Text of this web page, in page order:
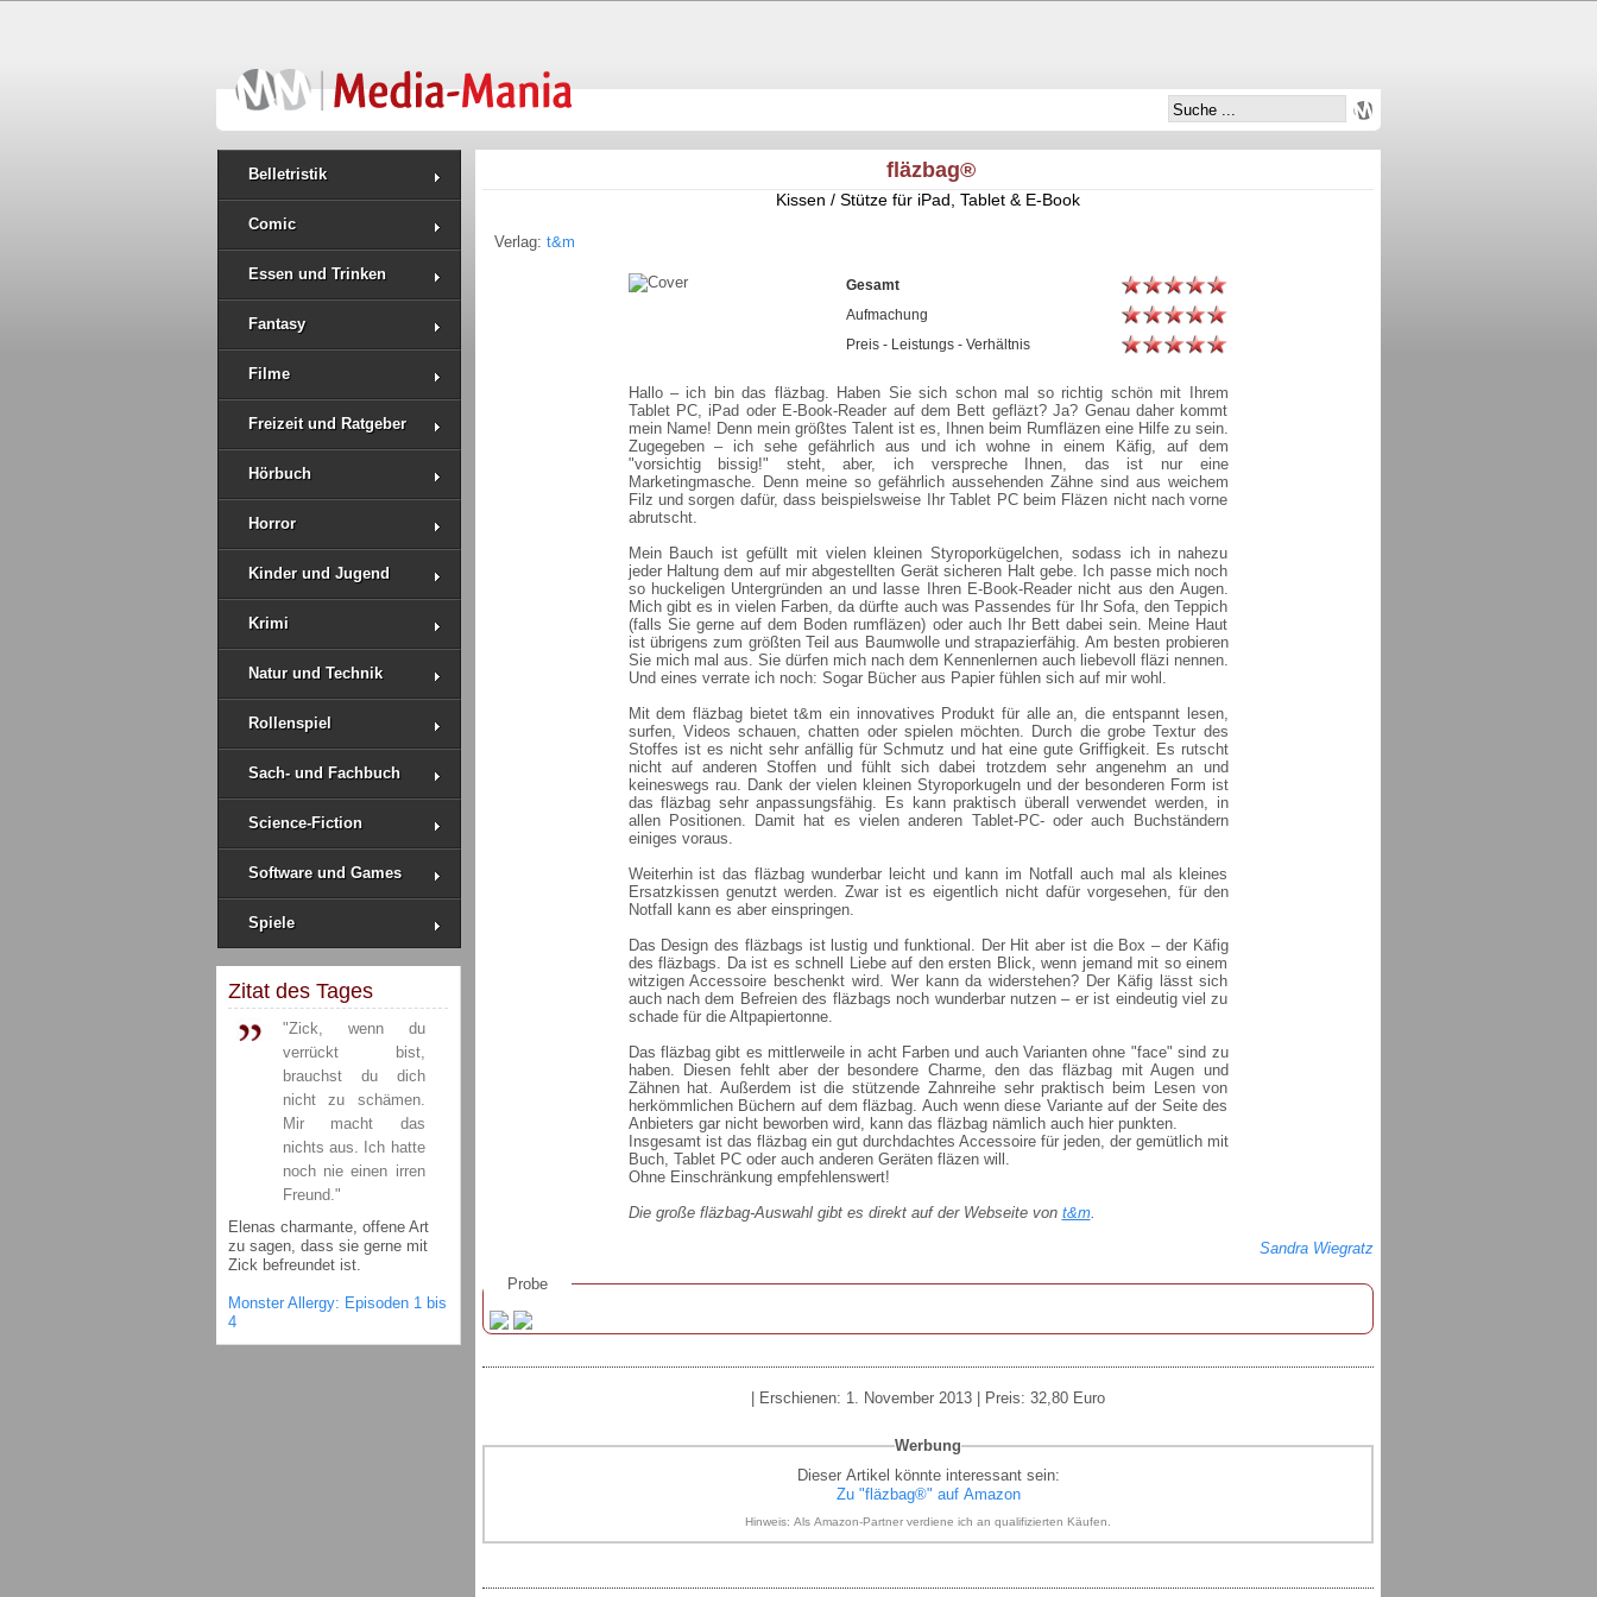
Belletristik
Comic
Essen und Trinken
Fantasy
Filme
Freizeit und Ratgeber
Hörbuch
Horror
Kinder und Jugend
Krimi
Natur und Technik
Rollenspiel
Sach- und Fachbuch
Science-Fiction
Software und Games
Spiele
Zitat des Tages
"Zick, wenn du
verrückt bist,
brauchst du dich
nicht zu schämen.
Mir macht das
nichts aus. Ich hatte
noch nie einen irren
Freund."
Elenas charmante, offene Art
zu sagen, dass sie gerne mit
Zick befreundet ist.
Monster Allergy: Episoden 1 bis
4
fläzbag®
Kissen / Stütze für iPad, Tablet & E-Book
Verlag: t&m
Gesamt
Aufmachung
Preis - Leistungs - Verhältnis
Hallo – ich bin das fläzbag. Haben Sie sich schon mal so richtig schön mit Ihrem
Tablet PC, iPad oder E-Book-Reader auf dem Bett gefläzt? Ja? Genau daher kommt
mein Name! Denn mein größtes Talent ist es, Ihnen beim Rumfläzen eine Hilfe zu sein.
Zugegeben – ich sehe gefährlich aus und ich wohne in einem Käfig, auf dem
"vorsichtig bissig!" steht, aber, ich verspreche Ihnen, das ist nur eine
Marketingmasche. Denn meine so gefährlich aussehenden Zähne sind aus weichem
Filz und sorgen dafür, dass beispielsweise Ihr Tablet PC beim Fläzen nicht nach vorne
abrutscht.
Mein Bauch ist gefüllt mit vielen kleinen Styroporkügelchen, sodass ich in nahezu
jeder Haltung dem auf mir abgestellten Gerät sicheren Halt gebe. Ich passe mich noch
so huckeligen Untergründen an und lasse Ihren E-Book-Reader nicht aus den Augen.
Mich gibt es in vielen Farben, da dürfte auch was Passendes für Ihr Sofa, den Teppich
(falls Sie gerne auf dem Boden rumfläzen) oder auch Ihr Bett dabei sein. Meine Haut
ist übrigens zum größten Teil aus Baumwolle und strapazierfähig. Am besten probieren
Sie mich mal aus. Sie dürfen mich nach dem Kennenlernen auch liebevoll fläzi nennen.
Und eines verrate ich noch: Sogar Bücher aus Papier fühlen sich auf mir wohl.
Mit dem fläzbag bietet t&m ein innovatives Produkt für alle an, die entspannt lesen,
surfen, Videos schauen, chatten oder spielen möchten. Durch die grobe Textur des
Stoffes ist es nicht sehr anfällig für Schmutz und hat eine gute Griffigkeit. Es rutscht
nicht auf anderen Stoffen und fühlt sich dabei trotzdem sehr angenehm an und
keineswegs rau. Dank der vielen kleinen Styroporkugeln und der besonderen Form ist
das fläzbag sehr anpassungsfähig. Es kann praktisch überall verwendet werden, in
allen Positionen. Damit hat es vielen anderen Tablet-PC- oder auch Buchständern
einiges voraus.
Weiterhin ist das fläzbag wunderbar leicht und kann im Notfall auch mal als kleines
Ersatzkissen genutzt werden. Zwar ist es eigentlich nicht dafür vorgesehen, für den
Notfall kann es aber einspringen.
Das Design des fläzbags ist lustig und funktional. Der Hit aber ist die Box – der Käfig
des fläzbags. Da ist es schnell Liebe auf den ersten Blick, wenn jemand mit so einem
witzigen Accessoire beschenkt wird. Wer kann da widerstehen? Der Käfig lässt sich
auch nach dem Befreien des fläzbags noch wunderbar nutzen – er ist eindeutig viel zu
schade für die Altpapiertonne.
Das fläzbag gibt es mittlerweile in acht Farben und auch Varianten ohne "face" sind zu
haben. Diesen fehlt aber der besondere Charme, den das fläzbag mit Augen und
Zähnen hat. Außerdem ist die stützende Zahnreihe sehr praktisch beim Lesen von
herkömmlichen Büchern auf dem fläzbag. Auch wenn diese Variante auf der Seite des
Anbieters gar nicht beworben wird, kann das fläzbag nämlich auch hier punkten.
Insgesamt ist das fläzbag ein gut durchdachtes Accessoire für jeden, der gemütlich mit
Buch, Tablet PC oder auch anderen Geräten fläzen will.
Ohne Einschränkung empfehlenswert!
Die große fläzbag-Auswahl gibt es direkt auf der Webseite von t&m.
Sandra Wiegratz
Probe
| Erschienen: 1. November 2013 | Preis: 32,80 Euro
Werbung
Dieser Artikel könnte interessant sein:
Zu "fläzbag®" auf Amazon
Hinweis: Als Amazon-Partner verdiene ich an qualifizierten Käufen.